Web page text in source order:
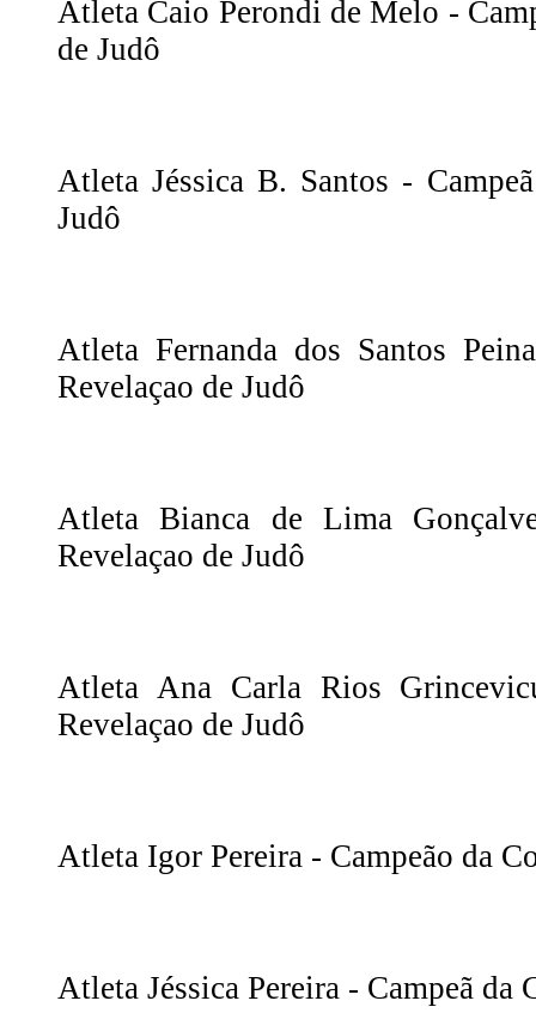
Atleta Caio Perondi de Melo -
de Judô
Atleta Jéssica B. Santos -
Judô
Atleta Fernanda dos Santos
Revelaçao de Judô
Atleta Bianca de Lima
Revelaçao de Judô
Atleta Ana Carla Rios
Revelaçao de Judô
Atleta Igor Pereira - Campeão da
Atleta Jéssica Pereira - Campeã da